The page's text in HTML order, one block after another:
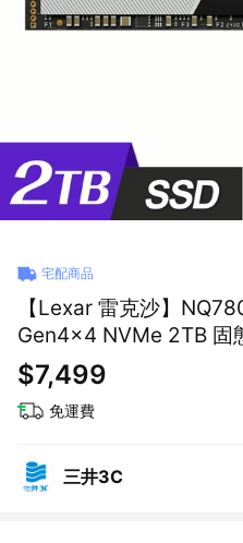
宅配商品
【Lexar 雷克沙】
Gen4x4 NVMe 2TB 固
$7,499
免運費
三井3C